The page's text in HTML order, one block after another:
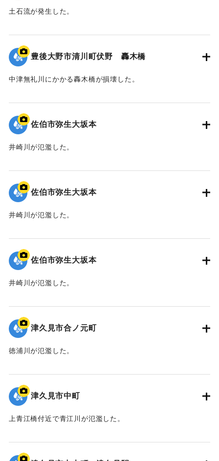
土石流が発生した。
｜固有コード:01204098
豊後大野市清川町伏野 轟木橋
中津無礼川にかかる轟木橋が損壊した。
｜固有コード:01204097
佐伯市弥生大坂本
井崎川が氾濫した。
｜固有コード:01204096
佐伯市弥生大坂本
井崎川が氾濫した。
｜固有コード:01204095
佐伯市弥生大坂本
井崎川が氾濫した。
｜固有コード:01204094
津久見市合ノ元町
徳浦川が氾濫した。
｜固有コード:01204093
津久見市中町
上青江橋付近で青江川が氾濫した。
｜固有コード:01204092